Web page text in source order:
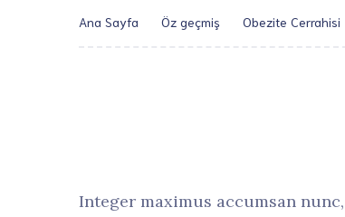
Ana Sayfa Öz geçmiş Obezite Cerrahisi
Integer maximus accumsan